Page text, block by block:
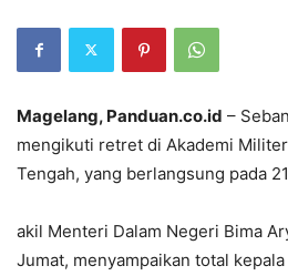
Magelang, Panduan.co.id –
mengikuti retret di Akademi
Tengah, yang berlangsung pada
akil Menteri Dalam Negeri Bima
Jumat, menyampaikan total